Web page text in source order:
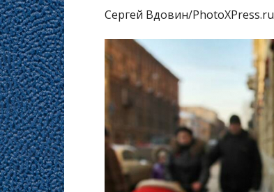
Сергей Вдовин/PhotoXPress.ru